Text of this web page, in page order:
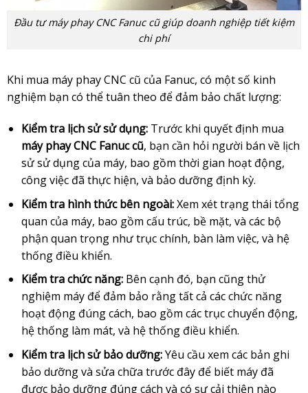
Đầu tư máy phay CNC Fanuc cũ giúp doanh nghiệp tiết kiệm
chi phí
Khi mua máy phay CNC cũ của Fanuc, có một số kinh
nghiệm bạn có thể tuân theo để đảm bảo chất lượng:
Kiểm tra lịch sử sử dụng:Trước khi quyết định mua
máy phay CNC Fanuc cũ, bạn cần hỏi người bán về lịch
sử sử dụng của máy, bao gồm thời gian hoạt động,
công việc đã thực hiện, và bảo dưỡng định kỳ.
Kiểm tra hình thức bên ngoài:Xem xét trạng thái tổng
quan của máy, bao gồm cấu trúc, bề mặt, và các bộ
phận quan trọng như trục chính, bàn làm việc, và hệ
thống điều khiển.
Kiểm tra chức năng:Bên cạnh đó, bạn cũng thử
nghiệm máy để đảm bảo rằng tất cả các chức năng
hoạt động đúng cách, bao gồm các trục chuyển động,
hệ thống làm mát, và hệ thống điều khiển.
Kiểm tra lịch sử bảo dưỡng:Yêu cầu xem các bản ghi
bảo dưỡng và sửa chữa trước đây để biết máy đã
được bảo dưỡng đúng cách và có sự cải thiện nào